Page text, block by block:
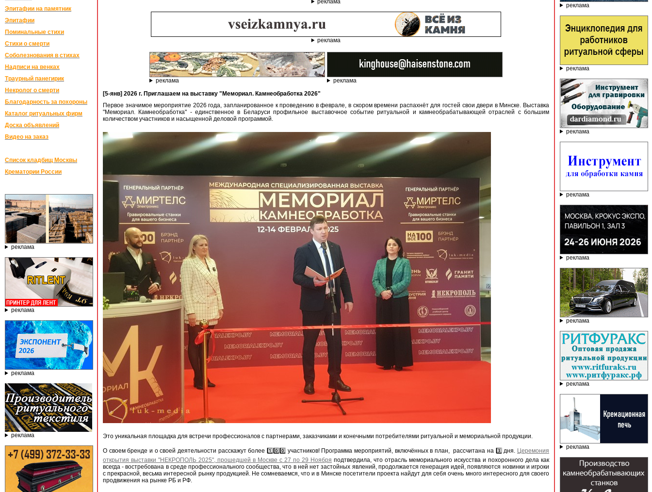
Эпитафии на памятник
Эпитафии
Поминальные стихи
Стихи о смерти
Соболезнования в стихах
Надписи на венках
Траурный панегирик
Некролог о смерти
Благодарность за похороны
Каталог ритуальных фирм
Доска объявлений
Видео на заказ
Список кладбищ Москвы
Крематории России
реклама
реклама
реклама
реклама
реклама
реклама
реклама
реклама
[5-янв] 2026 г. Приглашаем на выставку "Мемориал. Камнеобработка 2026"
Первое значимое мероприятие 2026 года, запланированное к проведению в феврале, в скором времени распахнёт для гостей свои двери в Минске. Выставка
"Мемориал. Камнеобработка" - единственное в Беларуси профильное выставочное событие ритуальной и камнеобрабатывающей отраслей с большим
количеством участников и насыщенной деловой программой.
Это уникальная площадка для встречи профессионалов с партнерами, заказчиками и конечными потребителями ритуальной и мемориальной продукции.
О своем бренде и о своей деятельности расскажут более 1️⃣0️⃣0️⃣ участников! Программа мероприятий, включённых в план, рассчитана на 3️⃣ дня. Церемония
открытия выставки "НЕКРОПОЛЬ 2025", прошедшей в Москве с 27 по 29 Ноября подтвердила, что отрасль мемориального искусства и похоронного дела как
всегда - востребована в среде профессионального сообщества, что в ней нет застойных явлений, продолжается генерация идей, появляются новинки и игроки
с прекрасной, весьма интересной рынку продукцией. Не сомневаемся, что и в Минске посетители проекта найдут для себя очень много интересного для своего
продвижения на рынке РБ и РФ.
реклама
реклама
реклама
реклама
реклама
реклама
реклама
реклама